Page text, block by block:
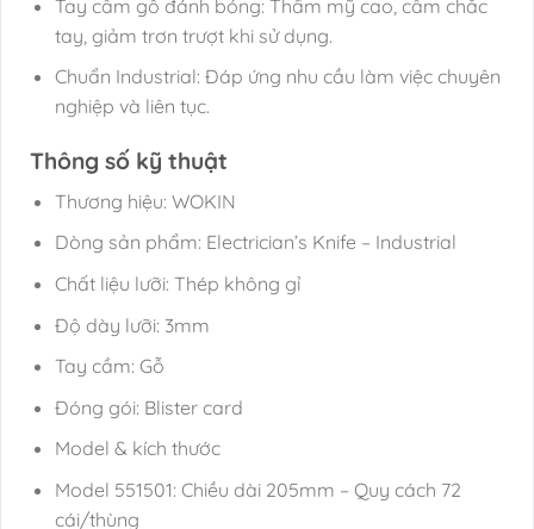
Tay cầm gỗ đánh bóng: Thẩm mỹ cao, cầm chắc
tay, giảm trơn trượt khi sử dụng.
Chuẩn Industrial: Đáp ứng nhu cầu làm việc chuyên
nghiệp và liên tục.
Thông số kỹ thuật
Thương hiệu: WOKIN
Dòng sản phẩm: Electrician’s Knife – Industrial
Chất liệu lưỡi: Thép không gỉ
Độ dày lưỡi: 3mm
Tay cầm: Gỗ
Đóng gói: Blister card
Model & kích thước
Model 551501: Chiều dài 205mm – Quy cách 72
cái/thùng